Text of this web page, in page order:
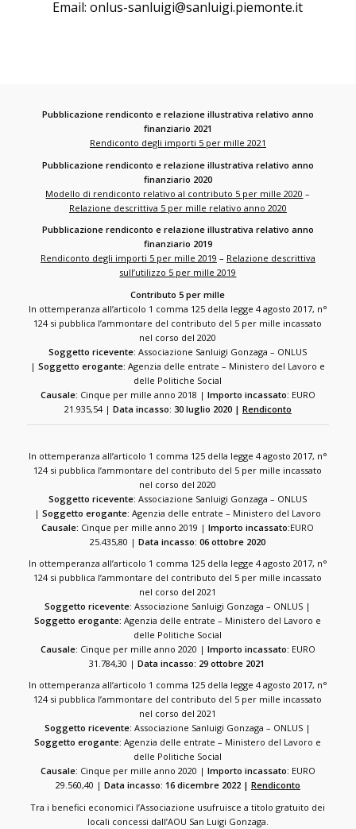
Email:onlus-sanluigi@sanluigi.piemonte.it
Pubblicazione rendiconto e relazione illustrativa relativo anno
finanziario 2021
Rendiconto degli importi 5 per mille 2021
Pubblicazione rendiconto e relazione illustrativa relativo anno
finanziario 2020
Modello di rendiconto relativo al contributo 5 per mille 2020 –
Relazione descrittiva 5 per mille relativo anno 2020
Pubblicazione rendiconto e relazione illustrativa relativo anno
finanziario 2019
Rendiconto degli importi 5 per mille 2019 – Relazione descrittiva
sull’utilizzo 5 per mille 2019
Contributo 5 per mille
In ottemperanza all’articolo 1 comma 125 della legge 4 agosto 2017, n°
124 si pubblica l’ammontare del contributo del 5 per mille incassato
nel corso del 2020
Soggetto ricevente: Associazione Sanluigi Gonzaga – ONLUS
|Soggetto erogante: Agenzia delle entrate – Ministero del Lavoro e
delle Politiche Social
Causale: Cinque per mille anno 2018 | Importo incassato: EURO
21.935,54 | Data incasso: 30 luglio 2020 | Rendiconto
In ottemperanza all’articolo 1 comma 125 della legge 4 agosto 2017, n°
124 si pubblica l’ammontare del contributo del 5 per mille incassato
nel corso del 2020
Soggetto ricevente: Associazione Sanluigi Gonzaga – ONLUS
|Soggetto erogante: Agenzia delle entrate – Ministero del Lavoro
Causale: Cinque per mille anno 2019 | Importo incassato:EURO
25.435,80 |Data incasso: 06 ottobre 2020
In ottemperanza all’articolo 1 comma 125 della legge 4 agosto 2017, n°
124 si pubblica l’ammontare del contributo del 5 per mille incassato
nel corso del 2021
Soggetto ricevente: Associazione Sanluigi Gonzaga – ONLUS |
Soggetto erogante: Agenzia delle entrate – Ministero del Lavoro e
delle Politiche Social
Causale: Cinque per mille anno 2020 | Importo incassato: EURO
31.784,30 | Data incasso: 29 ottobre 2021
In ottemperanza all’articolo 1 comma 125 della legge 4 agosto 2017, n°
124 si pubblica l’ammontare del contributo del 5 per mille incassato
nel corso del 2021
Soggetto ricevente: Associazione Sanluigi Gonzaga – ONLUS |
Soggetto erogante: Agenzia delle entrate – Ministero del Lavoro e
delle Politiche Social
Causale: Cinque per mille anno 2020 | Importo incassato: EURO
29.560,40 | Data incasso: 16 dicembre 2022 | Rendiconto
Tra i benefici economici l’Associazione usufruisce a titolo gratuito dei
locali concessi dall’AOU San Luigi Gonzaga.